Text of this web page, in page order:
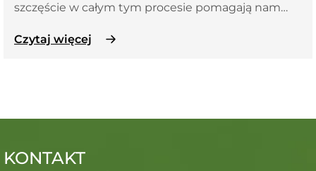
szczęście w całym tym procesie pomagają nam…
Czytaj więcej
KONTAKT